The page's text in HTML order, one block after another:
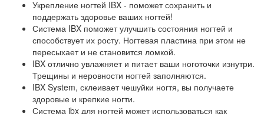
Укрепление ногтей IBX - поможет сохранить и
поддержать здоровье ваших ногтей!
Система IBX поможет улучшить состояния ногтей и
способствует их росту. Ногтевая пластина при этом не
пересыхает и не становится ломкой.
IBX отлично увлажняет и питает ваши ноготочки изнутри.
Трещины и неровности ногтей заполняются.
IBX System, склеивает чешуйки ногтя, вы получаете
здоровые и крепкие ногти.
Система ibx для ногтей может использоваться как